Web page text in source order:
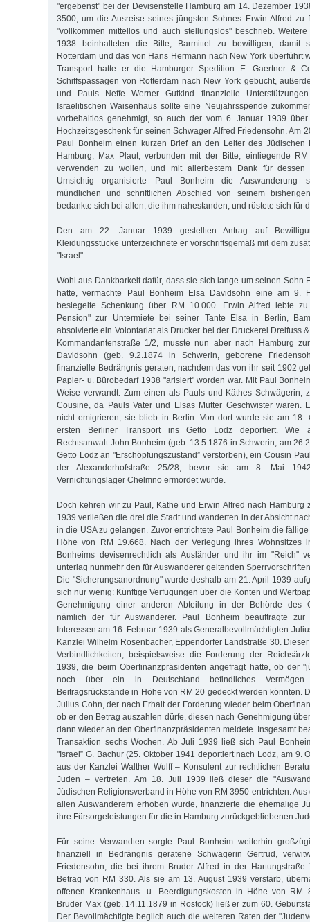
"ergebenst" bei der Devisenstelle Hamburg am 14. Dezember
3500, um die Ausreise seines jüngsten Sohnes Erwin Alfred zu
"vollkommen mittellos und auch stellungslos" beschrieb.
1938 beinhalteten die Bitte, Barmittel zu bewilligen, damit
Rotterdam und das von Hans Hermann nach New York überführt
Transport hatte er die Hamburger Spedition E. Gaertner &
Schiffspassagen von Rotterdam nach New York gebucht,
und Pauls Neffe Werner Gutkind finanzielle
Israelitischen Waisenhaus sollte eine Neujahrsspende
vorbehaltlos genehmigt, so auch der vom 6. Januar 1939
Hochzeitsgeschenk für seinen Schwager Alfred Friedensohn. Am
Paul Bonheim einen kurzen Brief an den Leiter des Jüdischen
Hamburg, Max Plaut, verbunden mit der Bitte, einliegende
verwenden zu wollen, und mit allerbestem Dank für dessen
Umsichtig organisierte Paul Bonheim die Auswanderung
mündlichen und schriftlichen Abschied von seinem
bedankte sich bei allen, die ihm nahestanden, und rüstete sich für
Den am 22. Januar 1939 gestellten Antrag auf
Kleidungsstücke unterzeichnete er vorschriftsgemäß mit dem
"Israel".
Wohl aus Dankbarkeit dafür, dass sie sich lange um seinen Sohn
hatte, vermachte Paul Bonheim Elsa Davidsohn eine am 9.
besiegelte Schenkung über RM 10.000. Erwin Alfred lebte
Pension" zur Untermiete bei seiner Tante Elsa in Berlin,
absolvierte ein Volontariat als Drucker bei der Druckerei Dreifuss
Kommandantenstraße 1/2, musste nun aber nach Hamburg
Davidsohn (geb. 9.2.1874 in Schwerin, geborene
finanzielle Bedrängnis geraten, nachdem das von ihr seit 1902
Papier- u. Bürobedarf 1938 "arisiert" worden war. Mit Paul
Weise verwandt: Zum einen als Pauls und Käthes Schwägerin,
Cousine, da Pauls Vater und Elsas Mutter Geschwister waren.
nicht emigrieren, sie blieb in Berlin. Von dort wurde sie am 18.
ersten Berliner Transport ins Getto Lodz deportiert. Wie
Rechtsanwalt John Bonheim (geb. 13.5.1876 in Schwerin, am
Getto Lodz an "Erschöpfungszustand” verstorben), ein Cousin
der Alexanderhofstraße 25/28, bevor sie am 8. Mai
Vernichtungslager Chelmno ermordet wurde.
Doch kehren wir zu Paul, Käthe und Erwin Alfred nach Hamburg
1939 verließen die drei die Stadt und wanderten in der Absicht
in die USA zu gelangen. Zuvor entrichtete Paul Bonheim die
Höhe von RM 19.668. Nach der Verlegung ihres Wohnsitzes
Bonheims devisenrechtlich als Ausländer und ihr im "Reich"
unterlag nunmehr den für Auswanderer geltenden
Die "Sicherungsanordnung" wurde deshalb am 21. April 1939
sich nur wenig: Künftige Verfügungen über die Konten und
Genehmigung einer anderen Abteilung in der Behörde des
nämlich der für Auswanderer. Paul Bonheim beauftragte zur
Interessen am 16. Februar 1939 als Generalbevollmächtigten
Kanzlei Wilhelm Rosenbacher, Eppendorfer Landstraße 30.
Verbindlichkeiten, beispielsweise die Forderung der
1939, die beim Oberfinanzpräsidenten angefragt hatte, ob der
noch über ein in Deutschland befindliches
Beitragsrückstände in Höhe von RM 20 gedeckt werden könnten.
Julius Cohn, der nach Erhalt der Forderung wieder beim
ob er den Betrag auszahlen dürfe, diesen nach Genehmigung
dann wieder an den Oberfinanzpräsidenten meldete. Insgesamt
Transaktion sechs Wochen. Ab Juli 1939 ließ sich Paul
"Israel” G. Bachur (25. Oktober 1941 deportiert nach Lodz, am 9.
aus der Kanzlei Walther Wulff – Konsulent zur rechtlichen
Juden – vertreten. Am 18. Juli 1939 ließ dieser die
Jüdischen Religionsverband in Höhe von RM 3950 entrichten.
allen Auswanderern erhoben wurde, finanzierte die ehemalige
ihre Fürsorgeleistungen für die in Hamburg zurückgebliebenen
Für seine Verwandten sorgte Paul Bonheim weiterhin
finanziell in Bedrängnis geratene Schwägerin Gertrud,
Friedensohn, die bei ihrem Bruder Alfred in der
Betrag von RM 330. Als sie am 13. August 1939 verstarb,
offenen Krankenhaus- u. Beerdigungskosten in Höhe von RM
Bruder Max (geb. 14.11.1879 in Rostock) ließ er zum 60.
Der Bevollmächtigte beglich auch die weiteren Raten der